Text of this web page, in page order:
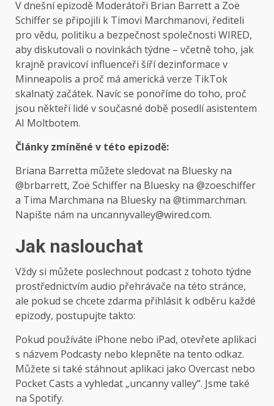
V dnešní epizodě Moderátoři Brian Barrett a Zoë
Schiffer se připojili k Timovi Marchmanovi, řediteli
pro vědu, politiku a bezpečnost společnosti WIRED,
aby diskutovali o novinkách týdne – včetně toho, jak
krajně pravicoví influenceři šíří dezinformace v
Minneapolis a proč má americká verze TikTok
skalnatý začátek. Navíc se ponoříme do toho, proč
jsou někteří lidé v současné době posedlí asistentem
AI Moltbotem.
Články zmíněné v této epizodě:
Briana Barretta můžete sledovat na Bluesky na
@brbarrett, Zoë Schiffer na Bluesky na @zoeschiffer
a Tima Marchmana na Bluesky na @timmarchman.
Napište nám na uncannyvalley@wired.com.
Jak naslouchat
Vždy si můžete poslechnout podcast z tohoto týdne
prostřednictvím audio přehrávače na této stránce,
ale pokud se chcete zdarma přihlásit k odběru každé
epizody, postupujte takto:
Pokud používáte iPhone nebo iPad, otevřete aplikaci
s názvem Podcasty nebo klepněte na tento odkaz.
Můžete si také stáhnout aplikaci jako Overcast nebo
Pocket Casts a vyhledat „uncanny valley“. Jsme také
na Spotify.